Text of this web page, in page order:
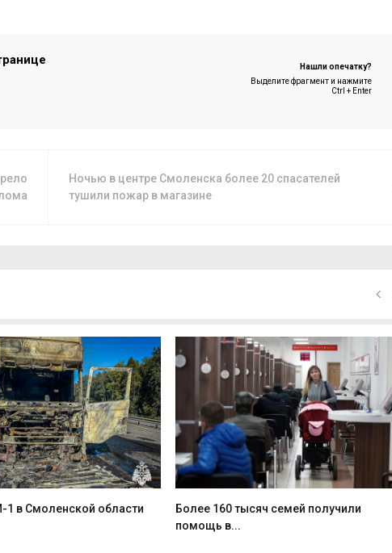
Нашли опечатку?
Выделите фрагмент и нажмите
Ctrl + Enter
Ночью в центре Смоленска более 20 спасателей
тушили пожар в магазине
1 в Смоленской области
Более 160 тысяч семей получили
помощь в...